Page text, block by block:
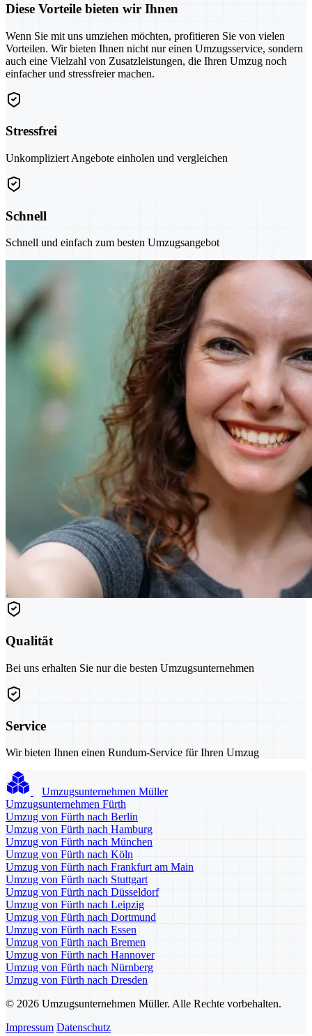
Diese Vorteile bieten wir Ihnen
Wenn Sie mit uns umziehen möchten, profitieren Sie von vielen
Vorteilen. Wir bieten Ihnen nicht nur einen Umzugsservice, sondern
auch eine Vielzahl von Zusatzleistungen, die Ihren Umzug noch
einfacher und stressfreier machen.
Stressfrei
Unkompliziert Angebote einholen und vergleichen
Schnell
Schnell und einfach zum besten Umzugsangebot
Qualität
Bei uns erhalten Sie nur die besten Umzugsunternehmen
Service
Wir bieten Ihnen einen Rundum-Service für Ihren Umzug
Umzugsunternehmen Müller
Umzugsunternehmen Fürth
Umzug von Fürth nach Berlin
Umzug von Fürth nach Hamburg
Umzug von Fürth nach München
Umzug von Fürth nach Köln
Umzug von Fürth nach Frankfurt am Main
Umzug von Fürth nach Stuttgart
Umzug von Fürth nach Düsseldorf
Umzug von Fürth nach Leipzig
Umzug von Fürth nach Dortmund
Umzug von Fürth nach Essen
Umzug von Fürth nach Bremen
Umzug von Fürth nach Hannover
Umzug von Fürth nach Nürnberg
Umzug von Fürth nach Dresden
© 2026 Umzugsunternehmen Müller. Alle Rechte vorbehalten.
Impressum Datenschutz